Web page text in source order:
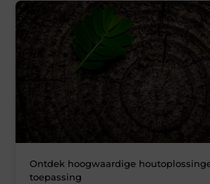
Ontdek hoogwaardige
toepassing